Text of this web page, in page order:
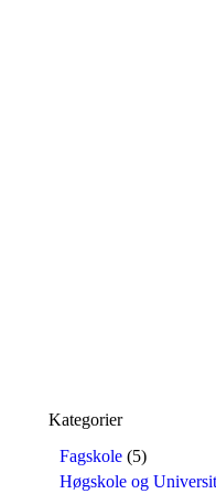
Kategorier
Fagskole (5)
Høgskole og